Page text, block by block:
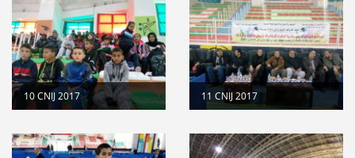
10 CNIJ 2017 11 CNIJ 2017